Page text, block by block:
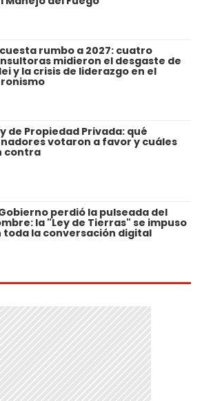
rumbo a 2027: cuatro
midieron el desgaste de
y la crisis de liderazgo en el
de Propiedad Privada: qué
votaron a favor y cuáles
contra
perdió la pulseada del
la "Ley de Tierras" se impuso
toda la conversación digital